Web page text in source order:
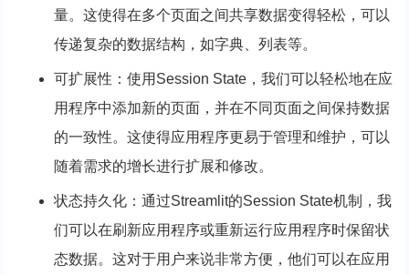
量。这使得在多个页面之间共享数据变得轻松，可以
传递复杂的数据结构，如字典、列表等。
可扩展性：使用Session State，我们可以轻松地在应
用程序中添加新的页面，并在不同页面之间保持数据
的一致性。这使得应用程序更易于管理和维护，可以
随着需求的增长进行扩展和修改。
状态持久化：通过Streamlit的Session State机制，我
们可以在刷新应用程序或重新运行应用程序时保留状
态数据。这对于用户来说非常方便，他们可以在应用